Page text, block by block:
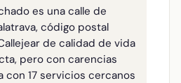
es una calle de
código postal
de calidad de vida
pero con carencias
con 17 servicios cercanos